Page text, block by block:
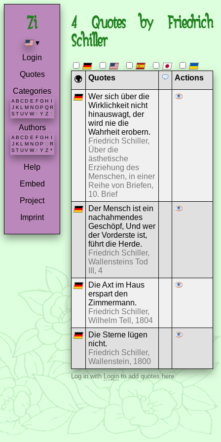
▾
Login
Quotes
Categories
A B C D E F G H I
J K L M N O P Q R
S T U V W X Y Z *
Authors
A B C D E F G H
J K L M N O P Q R
S T U V W X Y Z *
Help
Embed
Project
Imprint
4 Quotes by Friedrich
Schiller
🌍 Quotes Actions
Wer sich über die
Wirklichkeit nicht
hinauswagt, der
wird nie die
Wahrheit erobern.
Friedrich Schiller,
Über die
ästhetische
Erziehung des
Menschen, in einer
Reihe von Briefen,
10. Brief
Der Mensch ist ein
nachahmendes
Geschöpf, Und wer
der Vorderste ist,
führt die Herde.
Friedrich Schiller,
Wallensteins Tod
III, 4
Die Axt im Haus
erspart den
Zimmermann.
Friedrich Schiller,
Wilhelm Tell, 1804
Die Sterne lügen
nicht.
Friedrich Schiller,
Wallenstein, 1800
Log in withLoginto add quotes here.